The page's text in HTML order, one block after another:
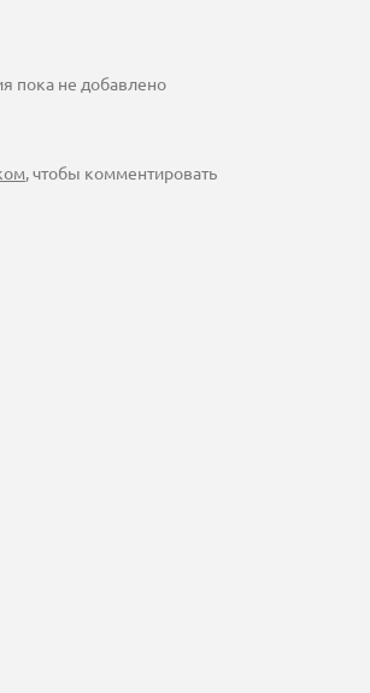
пока не добавлено
, чтобы комментировать